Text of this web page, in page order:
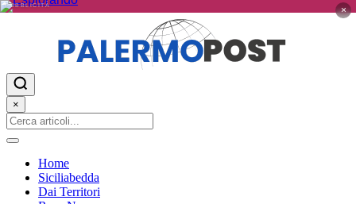
PUBBLICITÀ ×
×
Home
Siciliabedda
Dai Territori